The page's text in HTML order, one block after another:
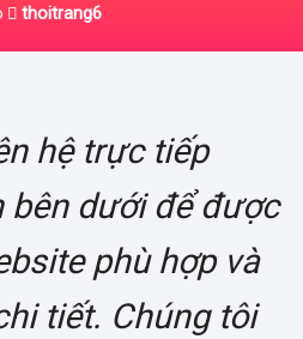
thoitrang6
hệ trực tiếp
bên dưới để được
phù hợp và
tiết. Chúng tôi